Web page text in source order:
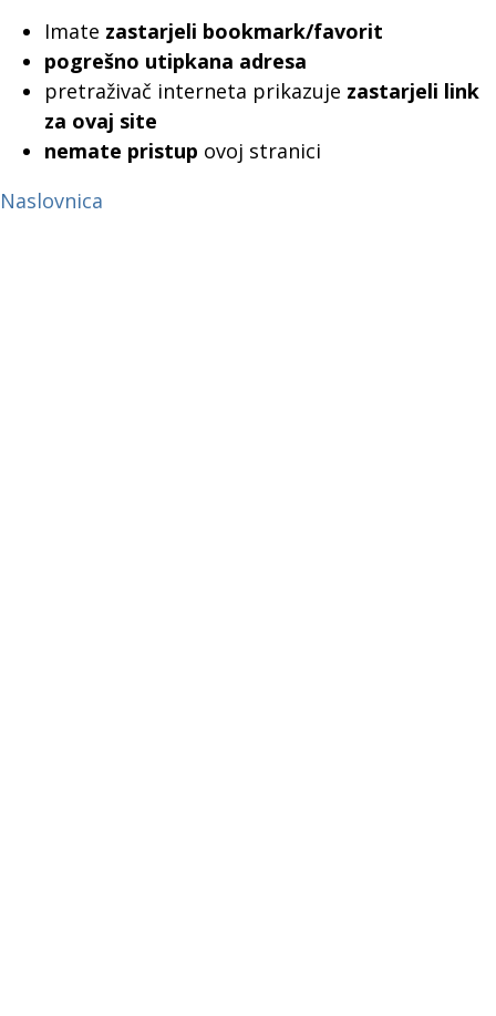
Imate zastarjeli bookmark/favorit
pogrešno utipkana adresa
pretraživač interneta prikazuje zastarjeli link
za ovaj site
nemate pristup ovoj stranici
Naslovnica